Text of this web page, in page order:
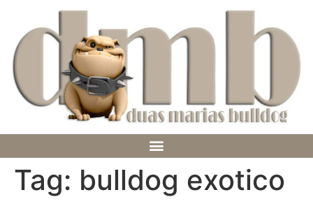
Tag: bulldog exotico